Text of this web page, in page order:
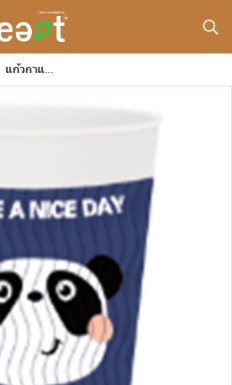
แก้วกาแฟร้อนลูกฟูก 2 ชั้น (14 ออนซ์)